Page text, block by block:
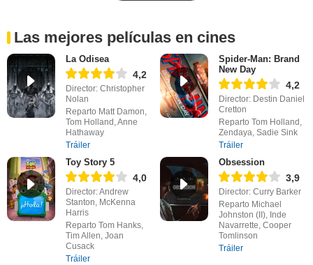
Las mejores películas en cines
La Odisea
4,2
Director: Christopher
Nolan
Reparto Matt Damon,
Tom Holland, Anne
Hathaway
Tráiler
Spider-Man: Brand
New Day
4,2
Director: Destin Daniel
Cretton
Reparto Tom Holland,
Zendaya, Sadie Sink
Tráiler
Toy Story 5
4,0
Director: Andrew
Stanton, McKenna
Harris
Reparto Tom Hanks,
Tim Allen, Joan
Cusack
Tráiler
Obsession
3,9
Director: Curry Barker
Reparto Michael
Johnston (II), Inde
Navarrette, Cooper
Tomlinson
Tráiler